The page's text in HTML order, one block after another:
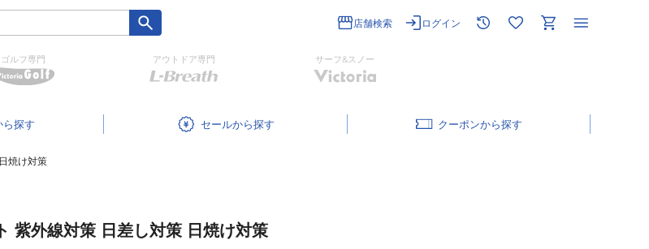
店舗検索 ログイン
ゴルフ専門 アウトドア専門 サーフ&スノー
セール クーポン
焼け対策
紫外線対策 日差し対策 日焼け対策